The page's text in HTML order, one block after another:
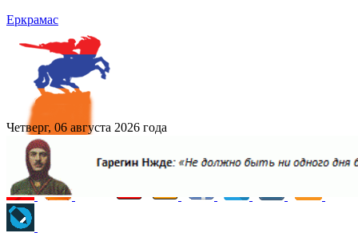
Еркрамас
Четверг, 06 августа 2026 года